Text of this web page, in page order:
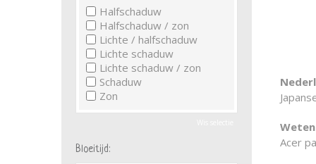
Acer
Halfschaduw
Halfschaduw / zon
Lichte / halfschaduw
Lichte schaduw
Lichte schaduw / zon
Schaduw
Zon
Bloeitijd: